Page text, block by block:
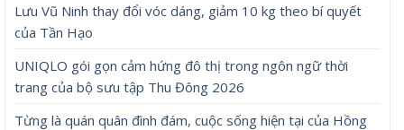
Lưu Vũ Ninh thay đổi vóc dáng, giảm 10 kg theo bí quyết
của Tần Hạo
UNIQLO gói gọn cảm hứng đô thị trong ngôn ngữ thời
trang của bộ sưu tập Thu Đông 2026
Từng là quán quân đình đám, cuộc sống hiện tại của Hồng